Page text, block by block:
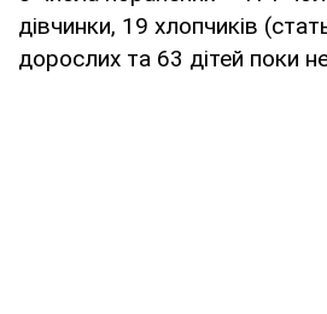
дівчинки, 19 хлопчиків
дорослих та 63 дітей поки